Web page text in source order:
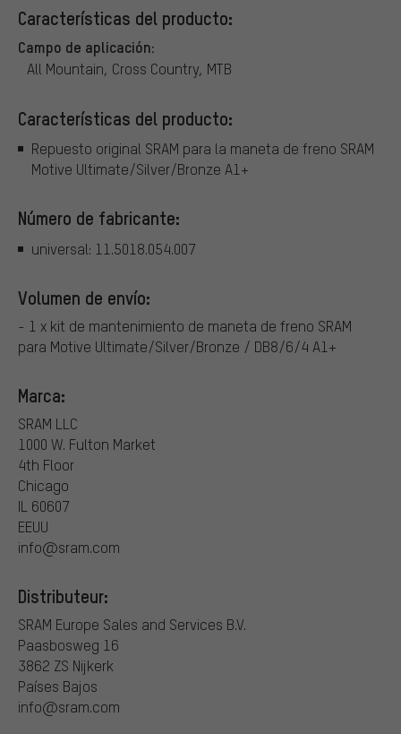
Características del producto:
Campo de aplicación:
All Mountain, Cross Country, MTB
Características del producto:
Repuesto original SRAM para la maneta de freno SRAM
Motive Ultimate/Silver/Bronze A1+
Número de fabricante:
universal: 11.5018.054.007
Volumen de envío:
- 1 x kit de mantenimiento de maneta de freno SRAM
para Motive Ultimate/Silver/Bronze / DB8/6/4 A1+
Marca:
SRAM LLC
1000 W. Fulton Market
4th Floor
Chicago
IL 60607
EEUU
info@sram.com
Distributeur:
SRAM Europe Sales and Services B.V.
Paasbosweg 16
3862 ZS Nijkerk
Países Bajos
info@sram.com